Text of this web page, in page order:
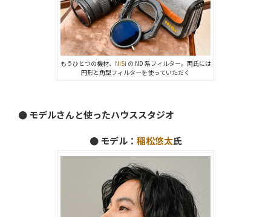
もうひとつの機材、 NiSi の ND 系フィルター。両氏には
円形と角型フィルターを使っていただく
● モデルさんと使ったハウススタジオ
● モデル： 稲松悠太氏